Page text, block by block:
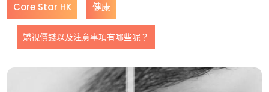
Core Star HK 健康
矯視價錢以及注意事項有哪些呢？